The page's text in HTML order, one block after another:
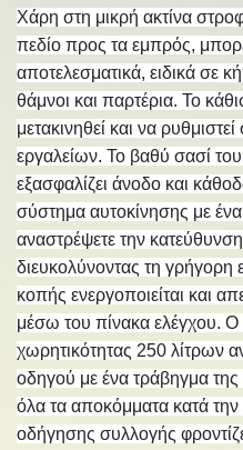
Χάρη στη μικρή ακτίνα
πεδίο προς τα εμπρός,
αποτελεσματικά, ειδικά σε
θάμνοι και παρτέρια. Το
μετακινηθεί και να
εργαλείων. Το βαθύ σασί
εξασφαλίζει άνοδο και
σύστημα αυτοκίνησης με
αναστρέψετε την
διευκολύνοντας τη γρήγορη
κοπής ενεργοποιείται και
μέσω του πίνακα ελέγχου. Ο
χωρητικότητας 250 λίτρων
οδηγού με ένα τράβηγμα της
όλα τα αποκόμματα κατά
οδήγησης συλλογής